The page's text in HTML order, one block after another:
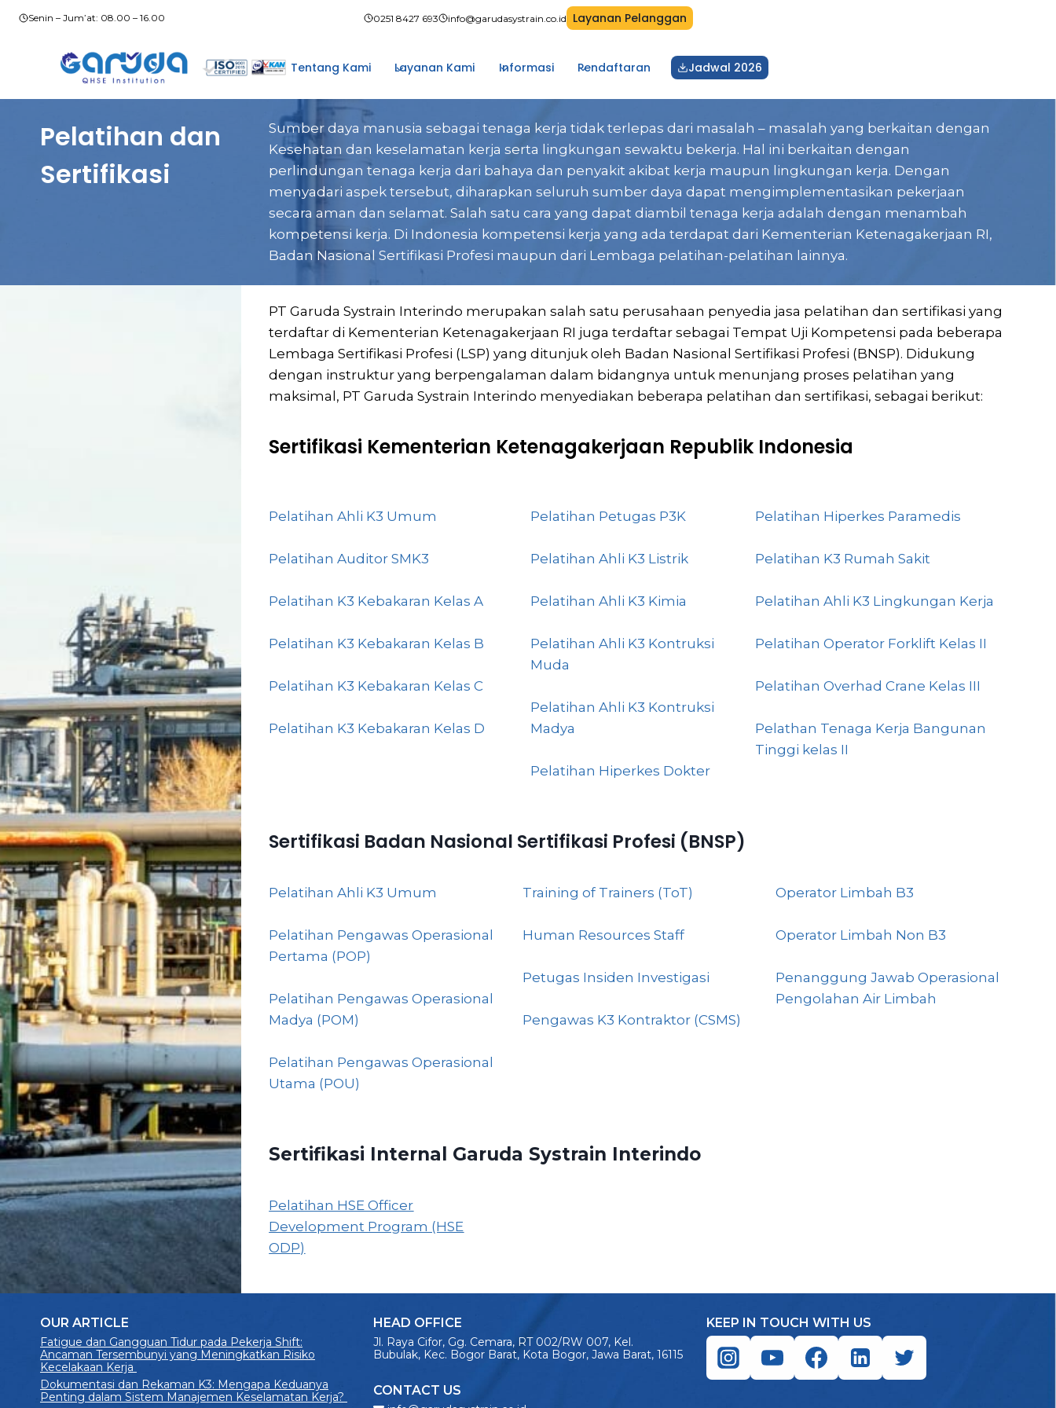
Skip
Senin – Jum’at: 08.00 – 16.00 0251 8427 693 info@garudasystrain.co.id Layanan Pelanggan
Tentang Kami Layanan Kami Informasi Pendaftaran Jadwal 2026
Pelatihan dan
Sertifikasi
Sumber daya manusia sebagai tenaga kerja tidak terlepas dari masalah – masalah yang berkaitan dengan
Kesehatan dan keselamatan kerja serta lingkungan sewaktu bekerja. Hal ini berkaitan dengan
perlindungan tenaga kerja dari bahaya dan penyakit akibat kerja maupun lingkungan kerja. Dengan
menyadari aspek tersebut, diharapkan seluruh sumber daya dapat mengimplementasikan pekerjaan
secara aman dan selamat. Salah satu cara yang dapat diambil tenaga kerja adalah dengan menambah
kompetensi kerja. Di Indonesia kompetensi kerja yang ada terdapat dari Kementerian Ketenagakerjaan RI,
Badan Nasional Sertifikasi Profesi maupun dari Lembaga pelatihan-pelatihan lainnya.
PT Garuda Systrain Interindo merupakan salah satu perusahaan penyedia jasa pelatihan dan sertifikasi yang
terdaftar di Kementerian Ketenagakerjaan RI juga terdaftar sebagai Tempat Uji Kompetensi pada beberapa
Lembaga Sertifikasi Profesi (LSP) yang ditunjuk oleh Badan Nasional Sertifikasi Profesi (BNSP). Didukung
dengan instruktur yang berpengalaman dalam bidangnya untuk menunjang proses pelatihan yang
maksimal, PT Garuda Systrain Interindo menyediakan beberapa pelatihan dan sertifikasi, sebagai berikut:
Sertifikasi Kementerian Ketenagakerjaan Republik Indonesia
Pelatihan Ahli K3 Umum
Pelatihan Auditor SMK3
Pelatihan K3 Kebakaran Kelas A
Pelatihan K3 Kebakaran Kelas B
Pelatihan K3 Kebakaran Kelas C
Pelatihan K3 Kebakaran Kelas D
Pelatihan Petugas P3K
Pelatihan Ahli K3 Listrik
Pelatihan Ahli K3 Kimia
Pelatihan Ahli K3 Kontruksi
Muda
Pelatihan Ahli K3 Kontruksi
Madya
Pelatihan Hiperkes Dokter
Pelatihan Hiperkes Paramedis
Pelatihan K3 Rumah Sakit
Pelatihan Ahli K3 Lingkungan Kerja
Pelatihan Operator Forklift Kelas II
Pelatihan Overhad Crane Kelas III
Pelathan Tenaga Kerja Bangunan
Tinggi kelas II
Sertifikasi Badan Nasional Sertifikasi Profesi (BNSP)
Pelatihan Ahli K3 Umum
Pelatihan Pengawas Operasional
Pertama (POP)
Pelatihan Pengawas Operasional
Madya (POM)
Pelatihan Pengawas Operasional
Utama (POU)
Training of Trainers (ToT)
Human Resources Staff
Petugas Insiden Investigasi
Pengawas K3 Kontraktor (CSMS)
Operator Limbah B3
Operator Limbah Non B3
Penanggung Jawab Operasional
Pengolahan Air Limbah
Sertifikasi Internal Garuda Systrain Interindo
Pelatihan HSE Officer
Development Program (HSE
ODP)
OUR ARTICLE
Fatigue dan Gangguan Tidur pada Pekerja Shift:
Ancaman Tersembunyi yang Meningkatkan Risiko
Kecelakaan Kerja
Dokumentasi dan Rekaman K3: Mengapa Keduanya
Penting dalam Sistem Manajemen Keselamatan Kerja?
HEAD OFFICE
Jl. Raya Cifor, Gg. Cemara, RT 002/RW 007, Kel.
Bubulak, Kec. Bogor Barat, Kota Bogor, Jawa Barat, 16115
CONTACT US
KEEP IN TOUCH WITH US